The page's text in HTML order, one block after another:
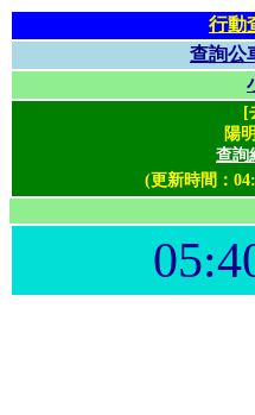
行動
查詢公
[
陽
查詢
(更新時間：